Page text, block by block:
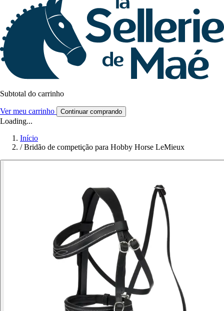
Subtotal do carrinho
Ver meu carrinho Continuar comprando
Loading...
Início
/ Bridão de competição para Hobby Horse LeMieux